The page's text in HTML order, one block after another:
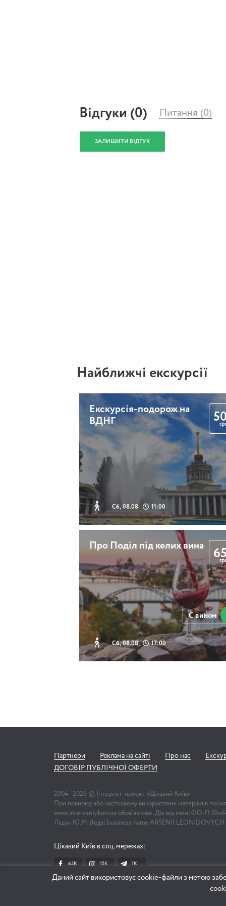
Відгуки (0) Питання (0)
ЗАЛИШИТИ ВІДГУК
Найближчі екскурсії
Екскурсія-подорож на
ВДНГ
Сб, 08.08 11:00
Про Поділ під келих вина
Сб, 08.08 17:00
С вином
Партнери Реклама на сайті Про нас
ДОГОВІР ПУБЛІЧНОЇ ОФЕРТИ
2004 - 2026 © Інтернет-проект «Цікавий Київ»
При повному або частковому використанні матеріалів
www.interesniy.kiev.ua обов'язкове. Діє від імені ФО-П
Ліщук Ю.М. (legal business name ARSENII LEONIDOVYCH
Цікавий Київ в соц. мережах:
62K 15K 1К
Даний сайт використовує cookie-файли з метою